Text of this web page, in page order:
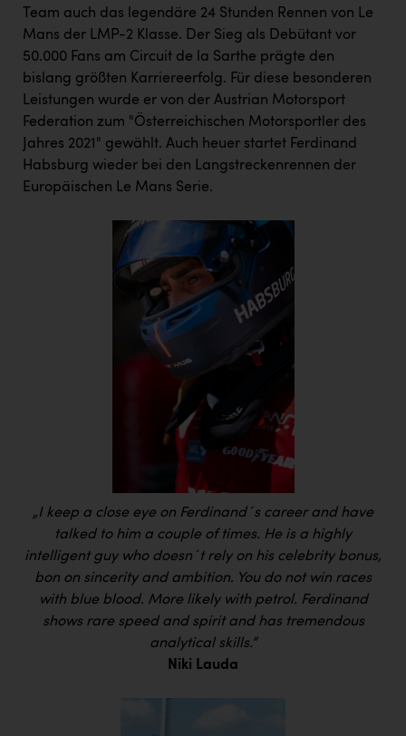
Team auch das legendäre 24 Stunden Rennen von Le
Mans der LMP-2 Klasse. Der Sieg als Debütant vor
50.000 Fans am Circuit de la Sarthe prägte den
bislang größten Karriereerfolg. Für diese besonderen
Leistungen wurde er von der Austrian Motorsport
Federation zum "Österreichischen Motorsportler des
Jahres 2021" gewählt. Auch heuer startet Ferdinand
Habsburg wieder bei den Langstreckenrennen der
Europäischen Le Mans Serie.
„I keep a close eye on Ferdinand´s career and have
talked to him a couple of times. He is a highly
intelligent guy who doesn´t rely on his celebrity bonus,
bon on sincerity and ambition. You do not win races
with blue blood. More likely with petrol. Ferdinand
shows rare speed and spirit and has tremendous
analytical skills.”
Niki Lauda